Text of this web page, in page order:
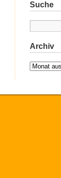
Suche
Archiv